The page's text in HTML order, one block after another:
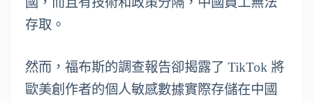
存取。
然而，福布斯的調查報告卻揭露了 TikTok 將
歐美創作者的個人敏感數據實際存儲在中國